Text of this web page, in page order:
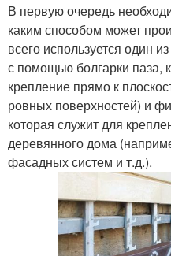
В первую очередь
каким способом может
всего используется один
с помощью болгарки паза,
крепление прямо к
ровных поверхностей) и
которая служит для
деревянного дома
фасадных систем и т.д.).